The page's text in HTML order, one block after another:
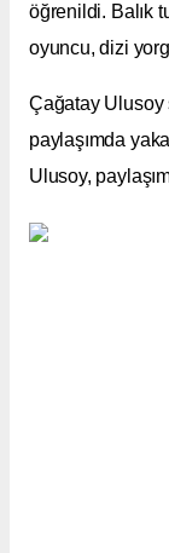
öğrenildi. Balık
oyuncu, dizi
Çağatay Ulusoy
paylaşımda
Ulusoy,